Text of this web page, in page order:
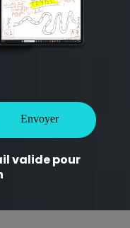
exécutés sur le port